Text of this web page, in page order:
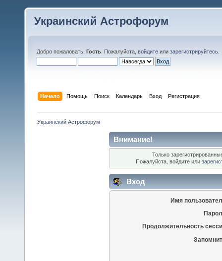
Украинский Астрофорум
Добро пожаловать, Гость . Пожалуйста, войдите или зарегистрируйтесь
Начало Помощь Поиск Календарь Вход Регистрация
Украинский Астрофорум
Внимание!
Только
Пожалуйста, войдите или
Вход
Имя
Продолжительность